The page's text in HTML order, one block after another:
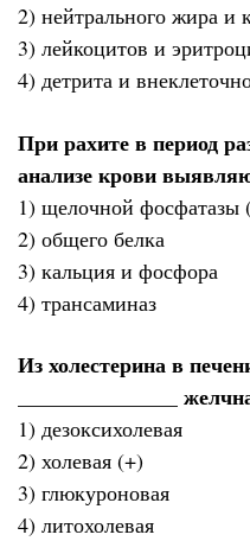
2) нейтрального жира и
3) лейкоцитов и
4) детрита и
При рахите в период
анализе крови
1) щелочной фосфатазы
2) общего белка
3) кальция и фосфора
4) трансаминаз
Из холестерина в
_______________
1) дезоксихолевая
2) холевая (+)
3) глюкуроновая
4) литохолевая